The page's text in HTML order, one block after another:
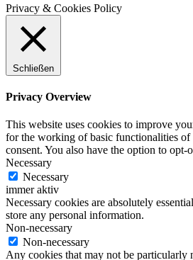
Privacy & Cookies Policy
Schließen
Privacy Overview
This website uses cookies to improve
for the working of basic functionalities of
consent. You also have the option to
Necessary
Necessary
immer aktiv
Necessary cookies are absolutely
store any personal information.
Non-necessary
Non-necessary
Any cookies that may not be particularly